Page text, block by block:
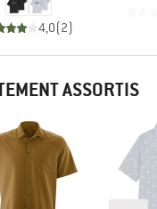
4,0(2)
ASSORTIS